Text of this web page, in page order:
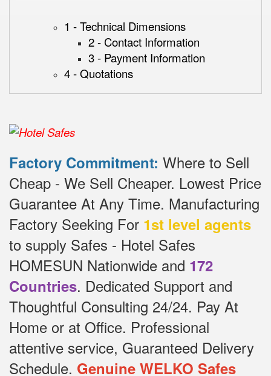
1 - Technical Dimensions
2 - Contact Information
3 - Payment Information
4 - Quotations
Factory Commitment: Where to Sell
Cheap - We Sell Cheaper. Lowest Price
Guarantee At Any Time. Manufacturing
Factory Seeking For 1st level agents
to supply Safes - Hotel Safes
HOMESUN Nationwide and 172
Countries. Dedicated Support and
Thoughtful Consulting 24/24. Pay At
Home or at Office. Professional
attentive service, Guaranteed Delivery
Schedule. Genuine WELKO Safes